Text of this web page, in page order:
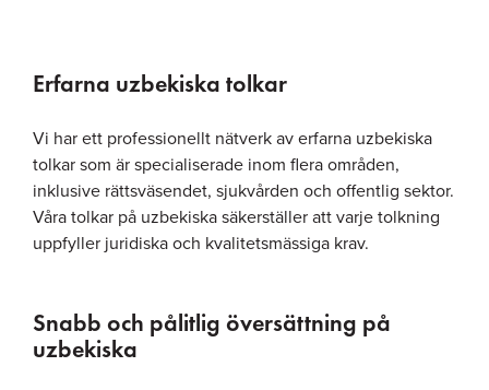
Erfarna uzbekiska tolkar
Vi har ett professionellt nätverk av erfarna uzbekiska
tolkar som är specialiserade inom flera områden,
inklusive rättsväsendet, sjukvården och offentlig sektor.
Våra tolkar på uzbekiska säkerställer att varje tolkning
uppfyller juridiska och kvalitetsmässiga krav.
Snabb och pålitlig översättning på
uzbekiska